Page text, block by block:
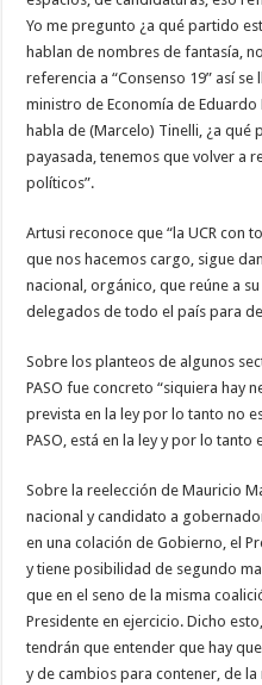
Yo me pregunto ¿a qué partido
hablan de nombres de fantasía,
referencia a “Consenso 19” así
ministro de Economía de
habla de (Marcelo) Tinelli, ¿a qué
payasada, tenemos que volver a
políticos”.
Artusi reconoce que “la UCR con
que nos hacemos cargo, sigue
nacional, orgánico, que reúne a
delegados de todo el país para
Sobre los planteos de algunos
PASO fue concreto “siquiera hay
prevista en la ley por lo tanto no
PASO, está en la ley y por lo tanto
Sobre la reelección de Mauricio
nacional y candidato a
en una colación de Gobierno, el
y tiene posibilidad de segundo
que en el seno de la misma
Presidente en ejercicio. Dicho
tendrán que entender que hay
y de cambios para contener, de